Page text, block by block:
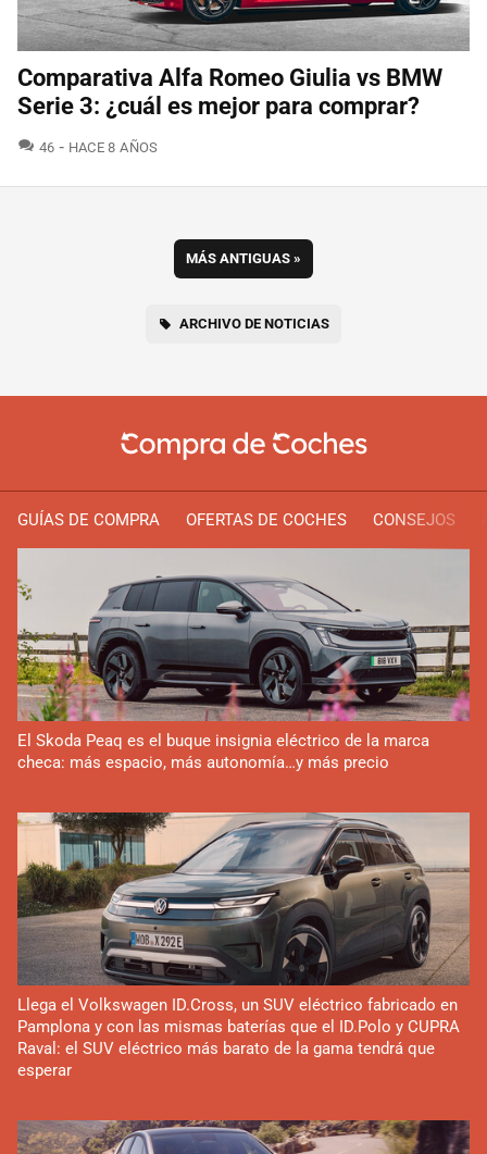
Comparativa Alfa Romeo Giulia vs BMW
Serie 3: ¿cuál es mejor para comprar?
46 COMENTARIOS
HACE 8 AÑOS
MÁS ANTIGUAS »
ARCHIVO DE NOTICIAS
GUÍAS DE COMPRA OFERTAS DE COCHES CONSEJOS
El Skoda Peaq es el buque insignia eléctrico de la marca
checa: más espacio, más autonomía…y más precio
Llega el Volkswagen ID.Cross, un SUV eléctrico fabricado en
Pamplona y con las mismas baterías que el ID.Polo y CUPRA
Raval: el SUV eléctrico más barato de la gama tendrá que
esperar